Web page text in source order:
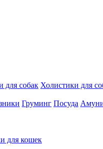
для собак Холистики для
Груминг Посуда
для кошек